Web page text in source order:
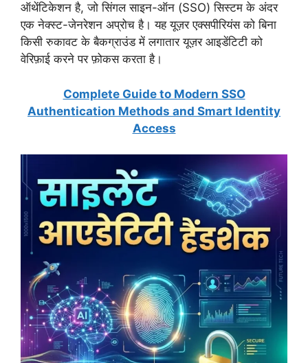
ऑथेंटिकेशन है, जो सिंगल साइन-ऑन (SSO) सिस्टम के अंदर
एक नेक्स्ट-जेनरेशन अप्रोच है। यह यूज़र एक्सपीरियंस को बिना
किसी रुकावट के बैकग्राउंड में लगातार यूज़र आइडेंटिटी को
वेरिफ़ाई करने पर फ़ोकस करता है।
Complete Guide to Modern SSO
Authentication Methods and Smart Identity
Access